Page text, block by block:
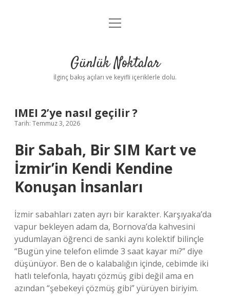
Anasayfa
Yasal Uyarı
menüyü
Günlük Noktalar
İlginç bakış açıları ve keyifli içeriklerle dolu.
IMEI 2’ye nasıl geçilir ?
Tarih: Temmuz 3, 2026
Bir Sabah, Bir SIM Kart ve
İzmir’in Kendi Kendine
Konuşan İnsanları
İzmir sabahları zaten ayrı bir karakter. Karşıyaka’da
vapur bekleyen adam da, Bornova’da kahvesini
yudumlayan öğrenci de sanki aynı kolektif bilinçle
“Bugün yine telefon elimde 3 saat kayar mı?” diye
düşünüyor. Ben de o kalabalığın içinde, cebimde iki
hatlı telefonla, hayatı çözmüş gibi değil ama en
azından “şebekeyi çözmüş gibi” yürüyen biriyim.